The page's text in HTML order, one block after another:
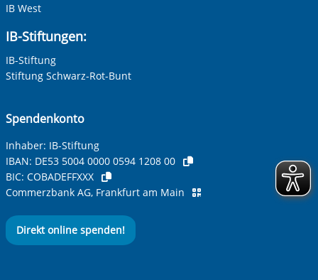
IB West
IB-Stiftungen:
IB-Stiftung
Stiftung Schwarz-Rot-Bunt
Spendenkonto
Inhaber: IB-Stiftung
IBAN: DE53 5004 0000 0594 1208 00
BIC: COBADEFFXXX
Commerzbank AG, Frankfurt am Main
Direkt online spenden!